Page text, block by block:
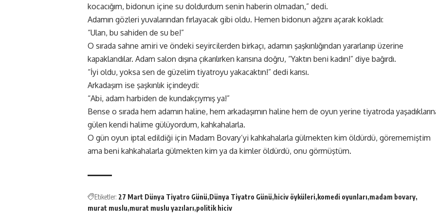
kocacığım, bidonun içine su doldurdum senin haberin olmadan,” dedi.
Adamın gözleri yuvalarından fırlayacak gibi oldu. Hemen bidonun ağzını açarak kokladı:
“Ulan, bu sahiden de su be!”
O sırada sahne amiri ve öndeki seyircilerden birkaçı, adamın şaşkınlığından yararlanıp üzerine
kapaklandılar. Adam salon dışına çıkarılırken karısına doğru, “Yaktın beni kadın!” diye bağırdı.
“İyi oldu, yoksa sen de güzelim tiyatroyu yakacaktın!” dedi karısı.
Arkadaşım ise şaşkınlık içindeydi:
“Abi, adam harbiden de kundakçıymış ya!”
Bense o sırada hem adamın haline, hem arkadaşımın haline hem de oyun yerine tiyatroda
gülen kendi halime gülüyordum, kahkahalarla.
O gün oyun iptal edildiği için Madam Bovary’yi kahkahalarla gülmekten kim öldürdü, görememiştim
ama beni kahkahalarla gülmekten kim ya da kimler öldürdü, onu görmüştüm.
Etiketler: 27 Mart Dünya Tiyatro Günü Dünya Tiyatro Günü hiciv öyküleri komedi oyunları madam bovary
murat muslu murat muslu yazıları politik hiciv